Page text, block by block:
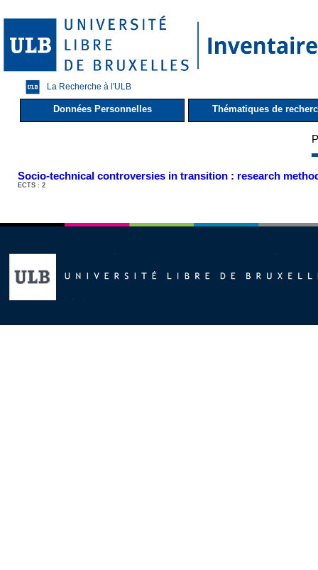
La Recherche à l'ULB
Données Personnelles Thématiques de
Socio-technical controversies in transition : research
ECTS : 2